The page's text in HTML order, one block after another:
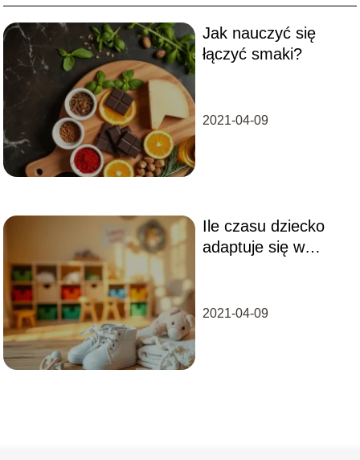
Jak nauczyć się
łączyć smaki?
2021-04-09
Ile czasu dziecko
adaptuje się w
2021-04-09